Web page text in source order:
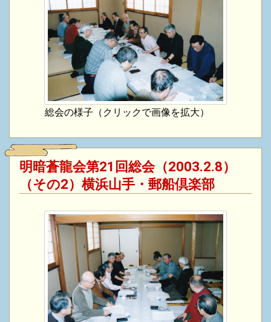
総会の様子（クリックで画像を拡大）
明暗蒼龍会第21回総会（2003.2.8）
（その2）横浜山手・郵船倶楽部